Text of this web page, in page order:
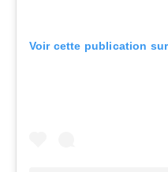
Voir cette publication